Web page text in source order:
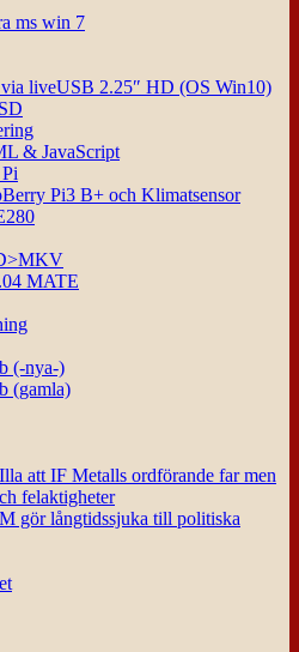
ms win 7
liveUSB 2.25″ HD (OS Win10)
& JavaScript
Pi3 B+ och Klimatsensor
MATE
(-nya-)
(gamla)
att IF Metalls ordförande far men
felaktigheter
gör långtidssjuka till politiska